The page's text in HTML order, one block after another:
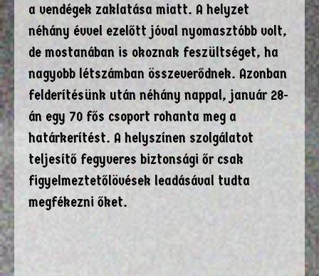
a vendégek zaklatása miatt. A helyzet
néhány évvel ezelőtt jóval nyomasztóbb volt,
de mostanában is okoznak feszültséget, ha
nagyobb létszámban összeverődnek. Azonban
felderítésünk után néhány nappal, január 28-
án egy 70 fős csoport rohanta meg a
határkerítést. A helyszínen szolgálatot
teljesítő fegyveres biztonsági őr csak
figyelmeztetőlövések leadásával tudta
megfékezni őket.